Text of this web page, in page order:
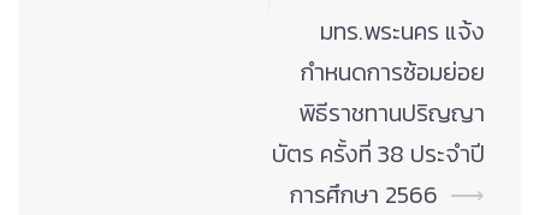
มทร.พระนคร แจ้ง
กำหนดการซ้อมย่อย
พิธีราชทานปริญญา
บัตร ครั้งที่ 38 ประจำปี
การศึกษา 2566 ⟶